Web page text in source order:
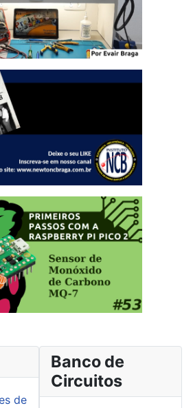
de
Banco de
Circuitos